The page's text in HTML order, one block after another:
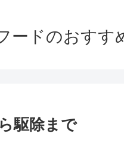
ードのおす
駆除まで